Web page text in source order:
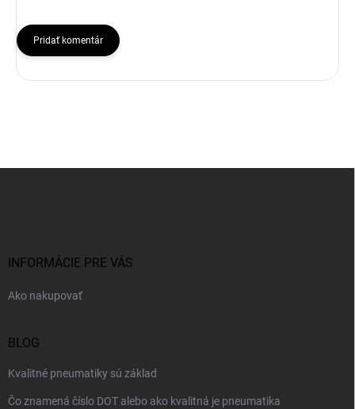
Pridať komentár
INFORMÁCIE PRE VÁS
Ako nakupovať
BLOG
Kvalitné pneumatiky sú základ
Čo znamená číslo DOT alebo ako kvalitná je pneumatika